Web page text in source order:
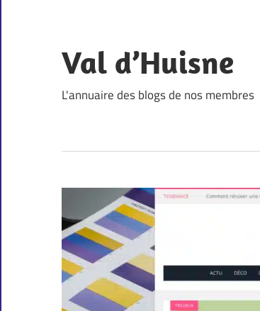
content
Val d’Huisne
L'annuaire des blogs de nos membres